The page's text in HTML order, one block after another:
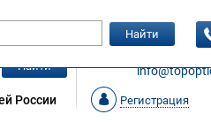
Найти
России
ЗАКАЗАТЬ
Регистрация
Найти